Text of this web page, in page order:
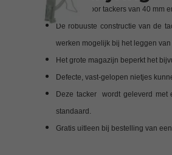
Geschikt voor tackers van 40 mm
De robuuste constructie van de
werken mogelijk bij het leggen
Het grote magazijn beperkt het
Defecte, vast-gelopen nietjes
Deze tacker wordt geleverd met
standaard.
Gratis uitleen bij bestelling van